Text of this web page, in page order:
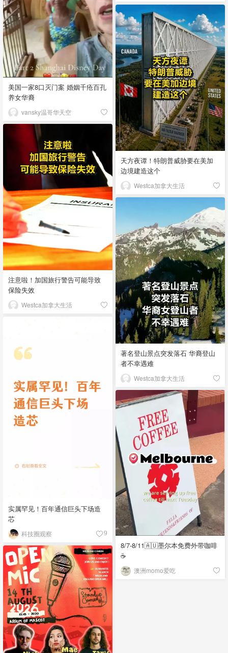
美国一家8口灭门案 婚姻千疮百孔
养女华裔
vansky温哥华天空
天方夜谭！特朗普威胁要在美加
边境建造这个
Westca加拿大生活
注意啦！加国旅行警告可能导致
保险失效
Westca加拿大生活
著名登山景点突发落石 华裔登山
者不幸遇难
Westca加拿大生活
实属罕见！百年通信巨头下场造
芯
科技圈观察 9
8/7-8/11🇦🇺墨尔本免费外带咖啡
☕
澳洲momo爱吃